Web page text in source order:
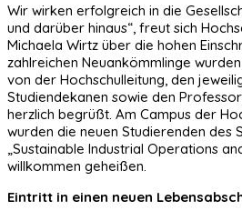
Wir wirken erfolgreich in die
und darüber hinaus“, freut sich
Michaela Wirtz über die hohen
zahlreichen Neuankömmlinge
von der Hochschulleitung, den
Studiendekanen sowie den
herzlich begrüßt. Am Campus der
wurden die neuen Studierenden des
„Sustainable Industrial Operations
willkommen geheißen.
Eintritt in einen neuen